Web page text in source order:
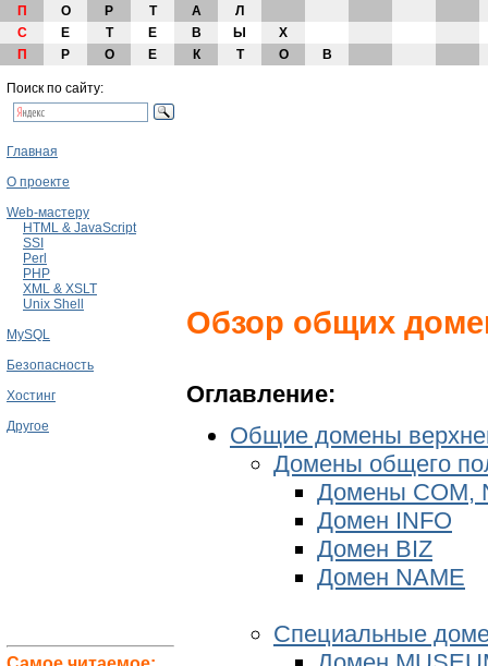
П О Р Т А
Л
С
Е Т Е В Ы
Х
П
Р О Е К Т О В
Поиск по сайту:
Главная
О проекте
Web-мастеру
HTML & JavaScript
SSI
Perl
PHP
XML & XSLT
Unix Shell
MySQL
Безопасность
Хостинг
Другое
Обзор общих
Оглавление:
Общие домены
Домены общего
Домены СOM,
Домен INFO
Домен BIZ
Домен NAME
Специальные